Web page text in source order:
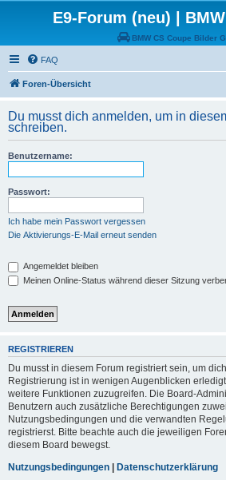
E9-Forum (neu) |
BMW CS Coupe Bilder
FAQ
Foren-Übersicht
Du musst dich anmelden, um in
schreiben.
Benutzername:
Passwort:
Ich habe mein Passwort vergessen
Die Aktivierungs-E-Mail erneut senden
Angemeldet bleiben
Meinen Online-Status während dieser Sitzung
REGISTRIEREN
Du musst in diesem Forum registriert sein, um
Registrierung ist in wenigen Augenblicken
weitere Funktionen zuzugreifen. Die Board-
Benutzern auch zusätzliche Berechtigungen
Nutzungsbedingungen und die verwandten
registrierst. Bitte beachte auch die jeweiligen
diesem Board bewegst.
Nutzungsbedingungen | Datenschutzerklärung